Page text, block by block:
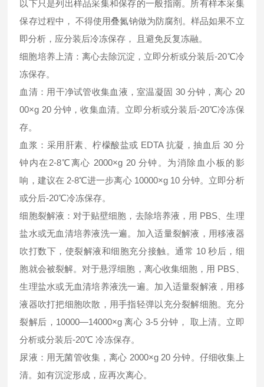
以下只是列出样品采集和保存的一般指南。所有样本采集
保存过程中， 不得使用叠氮钠做为防腐剂。样品如果不立
即分析，应分装后冷冻保存， 且避免反复冻融。
细胞培养上清：离心去除沉淀，立即分析或分装后-20℃冷
冻保存。
血清：用干净试管收集血液，室温凝固 30 分钟，离心 20
00×g 20 分钟，收集血清。立即分析或分装后-20℃冷冻保
存。
血浆：采用肝素、柠檬酸盐或 EDTA 抗凝，抽血后 30 分
钟内在2-8℃离心 2000×g 20 分钟。为消除血小板的影
响，建议在 2-8℃进一步离心 10000×g 10 分钟。立即分析
或分后-20℃冷冻保存。
细胞裂解液：对于贴壁细胞，去除培养液，用 PBS、生理
盐水或无血清培养液洗一遍。加入适量裂解液，用移液器
吹打数下，使裂解液和细胞充分接触。通常 10 秒后，细
胞就会被裂解。对于悬浮细胞，离心收集细胞，用 PBS、
生理盐水或无血清培养液洗一遍。加入适量裂解液，用移
液器吹打把细胞吹散，用手指轻弹以充分裂解细胞。充分
裂解后，10000—14000×g 离心 3-5 分钟， 取上清。立即
分析或分装后-20℃ 冷冻保存。
尿液：用无菌管收集，离心 2000×g 20 分钟。仔细收集上
清。如有沉淀形成，应再次离心。